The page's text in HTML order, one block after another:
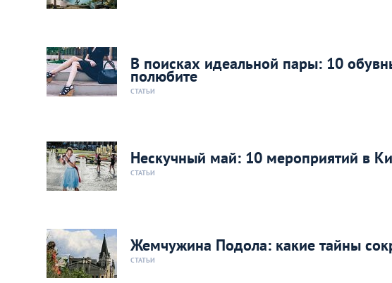
В поисках идеальной пары: 10
полюбите
СТАТЬИ
Нескучный май: 10 мероприятий в
СТАТЬИ
Жемчужина Подола: какие тайны
СТАТЬИ